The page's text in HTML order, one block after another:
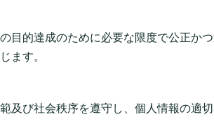
的達成のために必要な限度で公正か
ます。
び社会秩序を遵守し、個人情報の適切